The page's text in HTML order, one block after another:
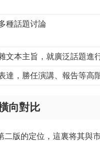
種話題讨論
文本主旨，就廣泛話題進
達，勝任演講、報告等高
向對比
版的定位，這裏将其與